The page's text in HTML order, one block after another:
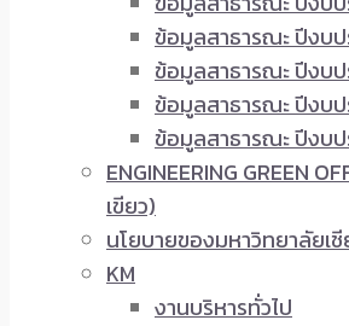
ข้อมูลสาธารณะ ปีงบ
ข้อมูลสาธารณะ ปีงบ
ข้อมูลสาธารณะ ปีงบ
ข้อมูลสาธารณะ ปีงบ
ENGINEERING GREEN
เขียว)
นโยบายของมหาวิทยาลัยเชี
KM
งานบริหารทั่วไป